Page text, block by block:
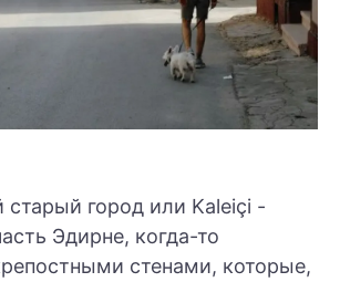
город или Kaleiçi -
Эдирне, когда-то
стенами, которые,